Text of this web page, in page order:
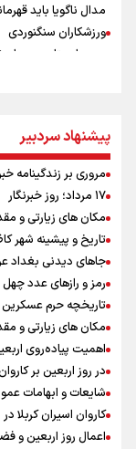
مدال ناگویا باید
ورزشکاران سنگنوردی
یمن، ایستاده در
خطیب جمعه تهران:
ادبیات باخت را هم
رئیس جمهور : آیا
پزشکیان : آمریکا
خبر سخنگوی کمیسیون
عمان بر سر تنگه هرمز
محسن رضایی: اجازه
افتتاحیه جشنواره
پیشنهاد سردبیر
مروری بر زندگینامه
۱۷ مرداد؛ روز خبرنگار
مکان های زیارتی و
تاریخ و پیشینه شهر
جاهای دیدنی بغداد
رمز و رازهای عدد
تاریخچه حرم
مکان های زیارتی و
اهمیت پیاده‌روی
در روز اربعین بر
شایعات و ابهامات
کاروان اسیران کربلا
اعمال روز اربعین و